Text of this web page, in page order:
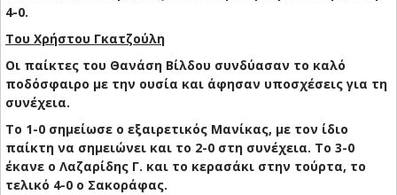
4-0.
Του Χρήστου Γκατζούλη
Οι παίκτες του Θανάση Βίλδου συνδύασαν το καλό
ποδόσφαιρο με την ουσία και άφησαν υποσχέσεις για τη
συνέχεια.
Το 1-0 σημείωσε ο εξαιρετικός Μανίκας, με τον ίδιο
παίκτη να σημειώνει και το 2-0 στη συνέχεια. Το 3-0
έκανε ο Λαζαρίδης Γ. και το κερασάκι στην τούρτα, το
τελικό 4-0 ο Σακοράφας.